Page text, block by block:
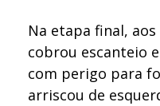
Na etapa final,
cobrou escanteio
com perigo para
arriscou de